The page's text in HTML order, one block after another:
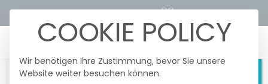
STROMTARIFRECHNER KUNDENPORTALE
COOKIE POLICY
Wir benötigen Ihre Zustimmung, bevor Sie unsere
Website weiter besuchen können.